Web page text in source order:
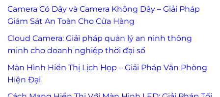
Camera Có Dây và Camera Không Dây – Giải Pháp
Giám Sát An Toàn Cho Cửa Hàng
Cloud Camera: Giải pháp quản lý an ninh thông
minh cho doanh nghiệp thời đại số
Màn Hình Hiển Thị Lịch Họp – Giải Pháp Văn Phòng
Hiện Đại